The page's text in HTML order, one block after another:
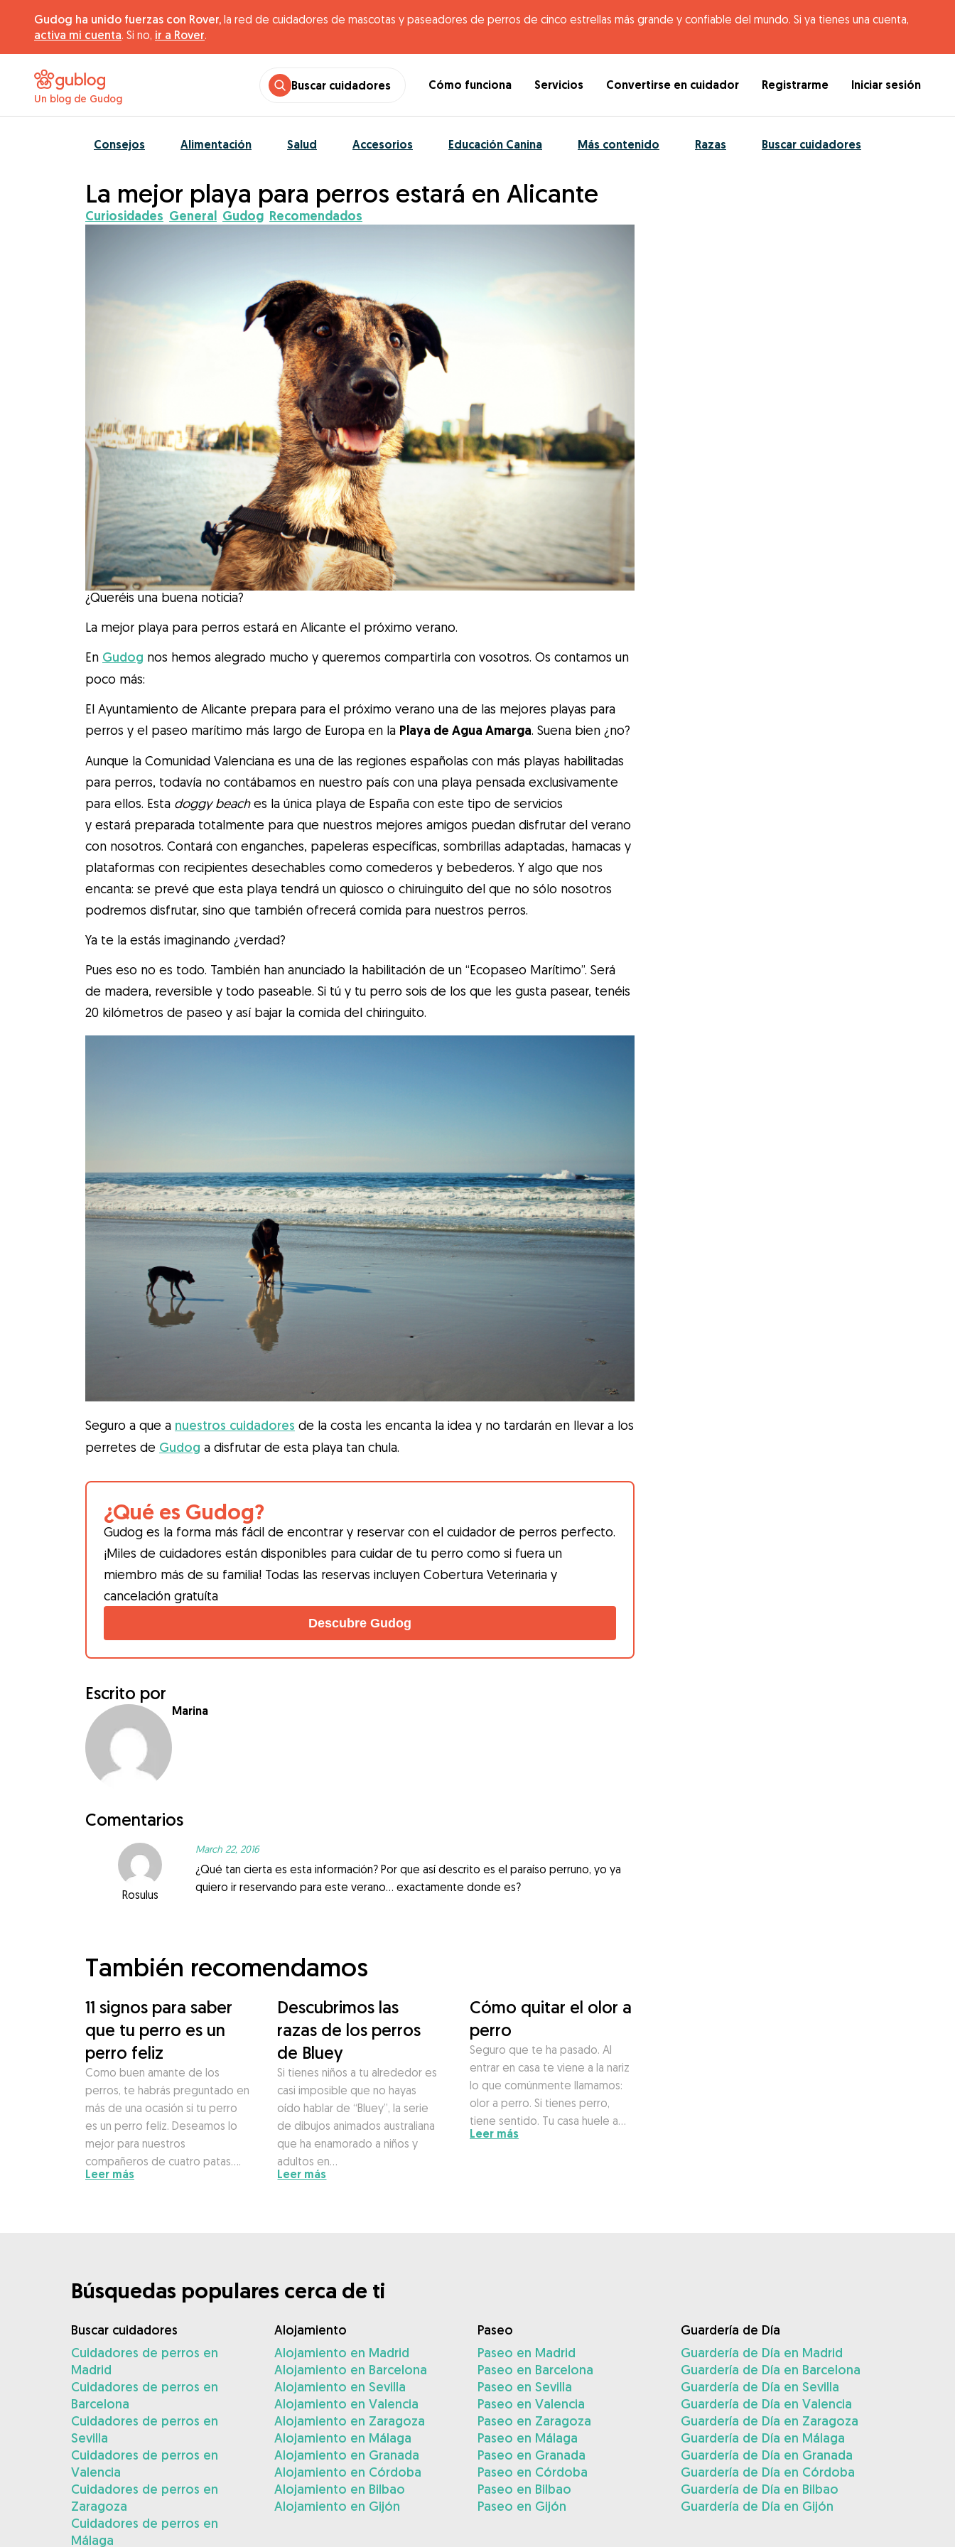
Gudog ha unido fuerzas con Rover, la red de cuidadores de mascotas y paseadores de perros de cinco estrellas más grande y confiable del mundo. Si ya tienes una cuenta,
activa mi cuenta. Si no, ir a Rover.
Un blog de Gudog
Buscar cuidadores Cómo funciona Servicios Convertirse en cuidador Registrarme Iniciar sesión
Consejos Alimentación Salud Accesorios Educación Canina Más contenido Razas Buscar cuidadores
La mejor playa para perros estará en Alicante
Curiosidades General Gudog Recomendados
¿Queréis una buena noticia?
La mejor playa para perros estará en Alicante el próximo verano.
En Gudog nos hemos alegrado mucho y queremos compartirla con vosotros. Os contamos un
poco más:
El Ayuntamiento de Alicante prepara para el próximo verano una de las mejores playas para
perros y el paseo marítimo más largo de Europa en la Playa de Agua Amarga. Suena bien ¿no?
Aunque la Comunidad Valenciana es una de las regiones españolas con más playas habilitadas
para perros, todavía no contábamos en nuestro país con una playa pensada exclusivamente
para ellos. Esta doggy beaches la única playa de España con este tipo de servicios
y estará preparada totalmente para que nuestros mejores amigos puedan disfrutar del verano
con nosotros. Contará con enganches, papeleras específicas, sombrillas adaptadas, hamacas y
plataformas con recipientes desechables como comederos y bebederos. Y algo que nos
encanta: se prevé que esta playa tendrá un quiosco o chiruinguito del que no sólo nosotros
podremos disfrutar, sino que también ofrecerá comida para nuestros perros.
Ya te la estás imaginando ¿verdad?
Pues eso no es todo. También han anunciado la habilitación de un “Ecopaseo Marítimo”. Será
de madera, reversible y todo paseable. Si tú y tu perro sois de los que les gusta pasear, tenéis
20 kilómetros de paseo y así bajar la comida del chiringuito.
Seguro a que a nuestros cuidadores de la costa les encanta la idea y no tardarán en llevar a los
perretes de Gudog a disfrutar de esta playa tan chula.
¿Qué es Gudog?
Gudog es la forma más fácil de encontrar y reservar con el cuidador de perros perfecto.
¡Miles de cuidadores están disponibles para cuidar de tu perro como si fuera un
miembro más de su familia! Todas las reservas incluyen Cobertura Veterinaria y
cancelación gratuíta
Descubre Gudog
Escrito por
Marina
Comentarios
Rosulus
March 22, 2016
¿Qué tan cierta es esta información? Por que así descrito es el paraíso perruno, yo ya
quiero ir reservando para este verano… exactamente donde es?
También recomendamos
11 signos para saber
que tu perro es un
perro feliz
Como buen amante de los
perros, te habrás preguntado en
más de una ocasión si tu perro
es un perro feliz. Deseamos lo
mejor para nuestros
compañeros de cuatro patas….
Leer más
Descubrimos las
razas de los perros
de Bluey
Si tienes niños a tu alrededor es
casi imposible que no hayas
oído hablar de “Bluey”, la serie
de dibujos animados australiana
que ha enamorado a niños y
adultos en…
Leer más
Cómo quitar el olor a
perro
Seguro que te ha pasado. Al
entrar en casa te viene a la nariz
lo que comúnmente llamamos:
olor a perro. Si tienes perro,
tiene sentido. Tu casa huele a…
Leer más
Búsquedas populares cerca de ti
Buscar cuidadores
Cuidadores de perros en
Madrid
Cuidadores de perros en
Barcelona
Cuidadores de perros en
Sevilla
Cuidadores de perros en
Valencia
Cuidadores de perros en
Zaragoza
Cuidadores de perros en
Málaga
Alojamiento
Alojamiento en Madrid
Alojamiento en Barcelona
Alojamiento en Sevilla
Alojamiento en Valencia
Alojamiento en Zaragoza
Alojamiento en Málaga
Alojamiento en Granada
Alojamiento en Córdoba
Alojamiento en Bilbao
Alojamiento en Gijón
Paseo
Paseo en Madrid
Paseo en Barcelona
Paseo en Sevilla
Paseo en Valencia
Paseo en Zaragoza
Paseo en Málaga
Paseo en Granada
Paseo en Córdoba
Paseo en Bilbao
Paseo en Gijón
Guardería de Día
Guardería de Día en Madrid
Guardería de Día en Barcelona
Guardería de Día en Sevilla
Guardería de Día en Valencia
Guardería de Día en Zaragoza
Guardería de Día en Málaga
Guardería de Día en Granada
Guardería de Día en Córdoba
Guardería de Día en Bilbao
Guardería de Día en Gijón